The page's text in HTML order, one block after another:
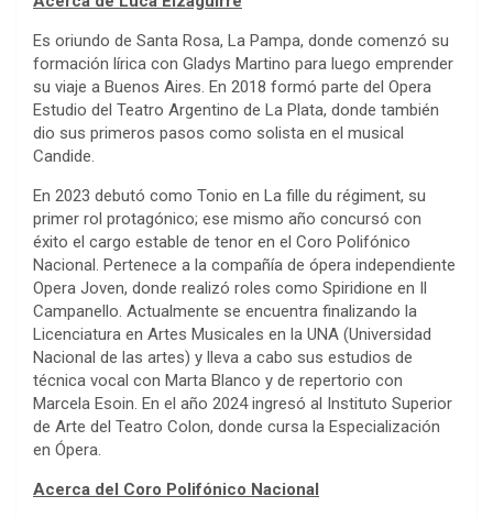
Es oriundo de Santa Rosa, La Pampa, donde comenzó su
formación lírica con Gladys Martino para luego emprender
su viaje a Buenos Aires. En 2018 formó parte del Opera
Estudio del Teatro Argentino de La Plata, donde también
dio sus primeros pasos como solista en el musical
Candide.
En 2023 debutó como Tonio en La fille du régiment, su
primer rol protagónico; ese mismo año concursó con
éxito el cargo estable de tenor en el Coro Polifónico
Nacional. Pertenece a la compañía de ópera independiente
Opera Joven, donde realizó roles como Spiridione en Il
Campanello. Actualmente se encuentra finalizando la
Licenciatura en Artes Musicales en la UNA (Universidad
Nacional de las artes) y lleva a cabo sus estudios de
técnica vocal con Marta Blanco y de repertorio con
Marcela Esoin. En el año 2024 ingresó al Instituto Superior
de Arte del Teatro Colon, donde cursa la Especialización
en Ópera.
Acerca del Coro Polifónico Nacional